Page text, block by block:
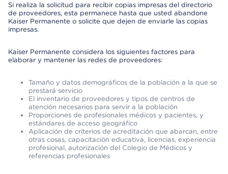
Si realiza la solicitud para recibir copias impresas del directorio
de proveedores, esta permanece hasta que usted abandone
Kaiser Permanente o solicite que dejen de enviarle las copias
impresas.
Kaiser Permanente considera los siguientes factores para
elaborar y mantener las redes de proveedores:
Tamaño y datos demográficos de la población a la que se
prestará servicio
El inventario de proveedores y tipos de centros de
atención necesarios para servir a la población
Proporciones de profesionales médicos y pacientes, y
estándares de acceso geográfico
Aplicación de criterios de acreditación que abarcan, entre
otras cosas, capacitación educativa, licencias, experiencia
profesional, autorización del Colegio de Médicos y
referencias profesionales